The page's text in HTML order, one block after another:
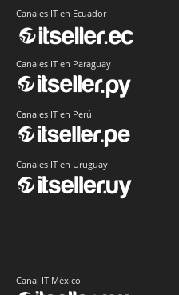
Canales IT en Ecuador
Canales IT en Paraguay
Canales IT en Perú
Canales IT en Uruguay
Canal IT México